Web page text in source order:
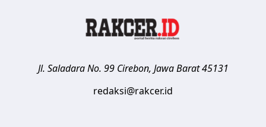
Jl. Saladara No. 99 Cirebon, Jawa Barat 45131
redaksi@rakcer.id